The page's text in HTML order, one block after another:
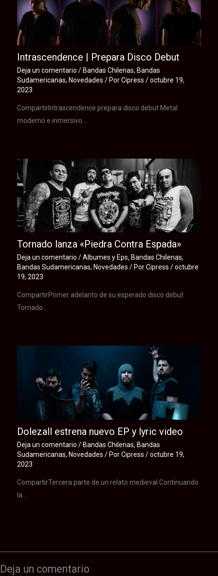
Intrascendence | Prepara Disco Debut
Deja un comentario / Bandas Chilenas, Bandas
Sudamericanas, Novedades / PorCipress /octubre 19,
2023
CompartirIntrascendence prepara disco debut Metal
moderno e inmersivo…
Tornado lanza «Piedra Contra Espada»
Deja un comentario /Albumes y Eps, Bandas Chilenas,
Bandas Sudamericanas, Novedades / PorCipress /octubre
19, 2023
CompartirPrimer adelanto de su esperado disco debut
Tornado…
Dolezall estrena nuevo EP y lyric video
Deja un comentario / Bandas Chilenas, Bandas
Sudamericanas, Novedades / PorCipress /octubre 19,
2023
CompartirTercera parte de un relato medieval Continuando
la…
Deja un comentario